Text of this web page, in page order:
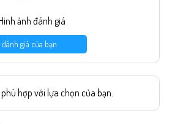
ảnh đánh giá
đánh giá của bạn
hợp với lựa chọn của bạn.